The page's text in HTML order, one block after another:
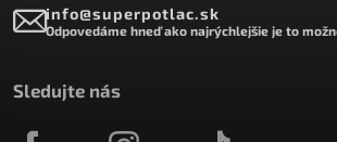
info@superpotlac.sk
Odpovedáme hneď ako najrýchlejšie je to
Sledujte nás